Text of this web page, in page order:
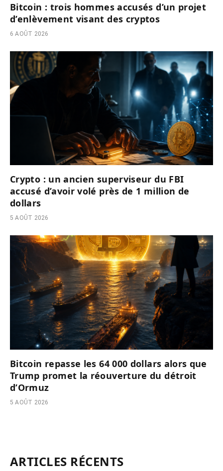
Bitcoin : trois hommes accusés d’un projet
d’enlèvement visant des cryptos
6 AOÛT 2026
Crypto : un ancien superviseur du FBI
accusé d’avoir volé près de 1 million de
dollars
5 AOÛT 2026
Bitcoin repasse les 64 000 dollars alors que
Trump promet la réouverture du détroit
d’Ormuz
5 AOÛT 2026
ARTICLES RÉCENTS